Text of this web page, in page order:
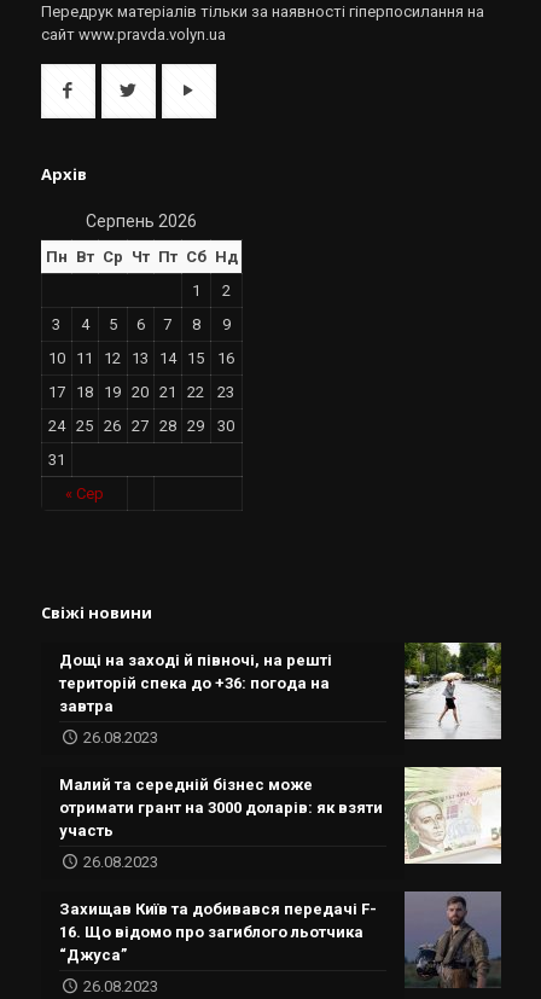
Передрук матеріалів тільки за наявності гіперпосилання на
сайт www.pravda.volyn.ua
Архів
Серпень 2026
Пн Вт Ср Чт Пт Сб Нд
« Сер
1
2
3
4 5 6 7 8
9
10
11 12 13 14 15
16
17
18 19 20 21 22
23
24
25 26 27 28 29
30
31
Свіжі новини
Дощі на заході й півночі, на решті
територій спека до +36: погода на
завтра
26.08.2023
Малий та середній бізнес може
отримати грант на 3000 доларів: як взяти
участь
26.08.2023
Захищав Київ та добивався передачі F-
16. Що відомо про загиблого льотчика
“Джуса”
26.08.2023